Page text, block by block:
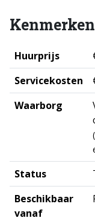
Kenmerken
Huurprijs
Servicekosten
Waarborg
Status
Beschikbaar
vanaf